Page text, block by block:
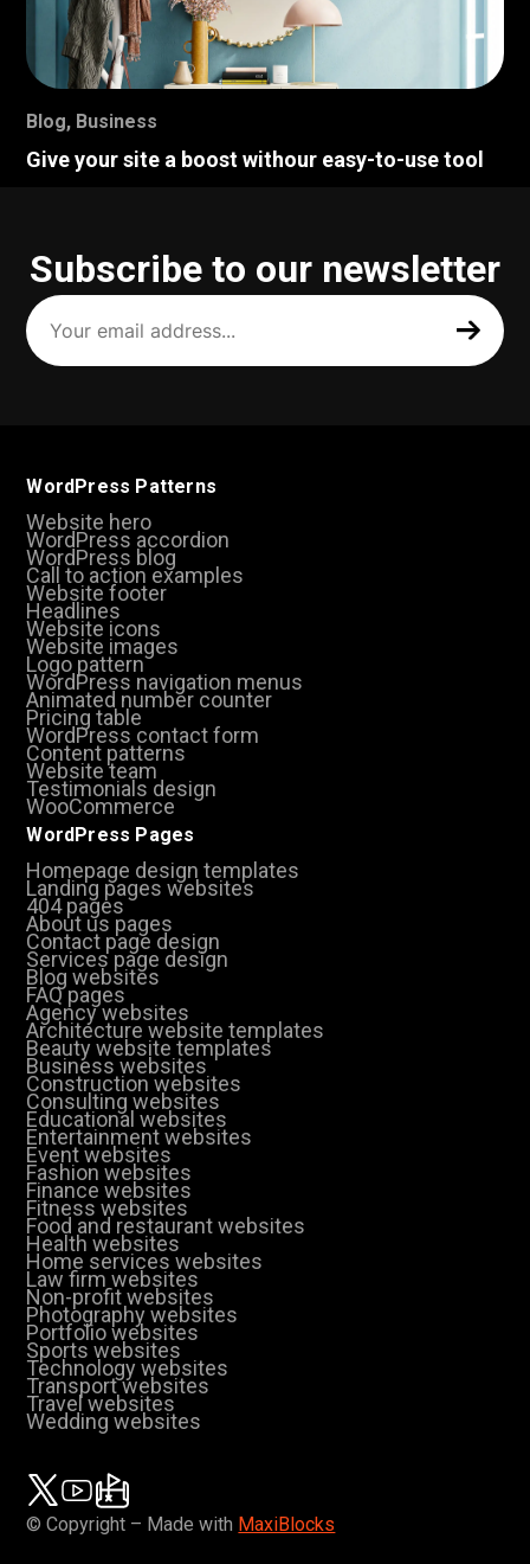
Blog, Business
Give your site a boost withour easy-to-use tool
Subscribe to our newsletter
Your
email
address
(Required)
WordPress Patterns
Website hero
WordPress accordion
WordPress blog
Call to action examples
Website footer
Headlines
Website icons
Website images
Logo pattern
WordPress navigation menus
Animated number counter
Pricing table
WordPress contact form
Content patterns
Website team
Testimonials design
WooCommerce
WordPress Pages
Homepage design templates
Landing pages websites
404 pages
About us pages
Contact page design
Services page design
Blog websites
FAQ pages
Agency websites
Architecture website templates
Beauty website templates
Business websites
Construction websites
Consulting websites
Educational websites
Entertainment websites
Event websites
Fashion websites
Finance websites
Fitness websites
Food and restaurant websites
Health websites
Home services websites
Law firm websites
Non-profit websites
Photography websites
Portfolio websites
Sports websites
Technology websites
Transport websites
Travel websites
Wedding websites
© Copyright – Made with MaxiBlocks